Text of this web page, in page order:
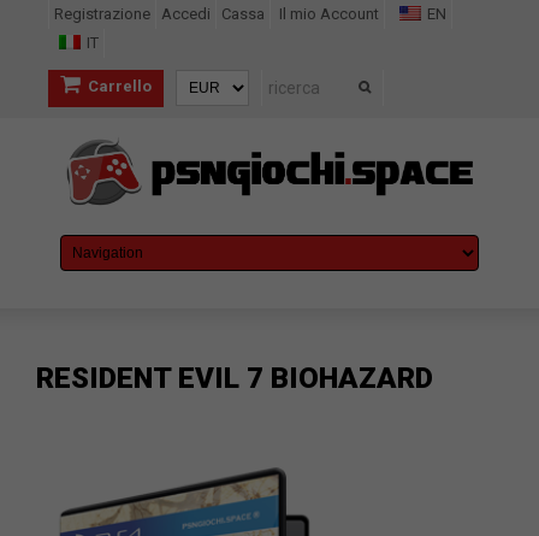
Registrazione Accedi Cassa Il mio Account
EN
IT
Carrello
RESIDENT EVIL 7 BIOHAZARD